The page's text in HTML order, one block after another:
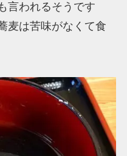
言われるそうです
麦は苦味がなくて食